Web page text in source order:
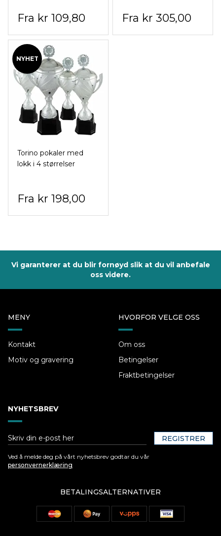
kr 109,80 kr 305,00
NYHET
Torino pokaler med
lokk i 4 størrelser
kr 198,00
Vi garanterer at du blir fornøyd slik at du vil anbefale
oss videre.
MENY
Kontakt
Motiv og gravering
HVORFOR VELGE OSS
Om oss
Betingelser
Fraktbetingelser
NYHETSBREV
REGISTRER
Ved å melde deg på vårt nyhetsbrev godtar du vår
personvernerklæring
BETALINGSALTERNATIVER